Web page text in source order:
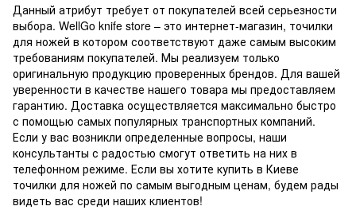
Данный атрибут требует от покупателей всей серьезности
выбора. WellGo knife store – это интернет-магазин, точилки
для ножей в котором соответствуют даже самым высоким
требованиям покупателей. Мы реализуем только
оригинальную продукцию проверенных брендов. Для вашей
уверенности в качестве нашего товара мы предоставляем
гарантию. Доставка осуществляется максимально быстро
с помощью самых популярных транспортных компаний.
Если у вас возникли определенные вопросы, наши
консультанты с радостью смогут ответить на них в
телефонном режиме. Если вы хотите купить в Киеве
точилки для ножей по самым выгодным ценам, будем рады
видеть вас среди наших клиентов!